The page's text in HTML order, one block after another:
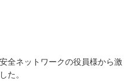
全ネットワークの役員様から激
た。